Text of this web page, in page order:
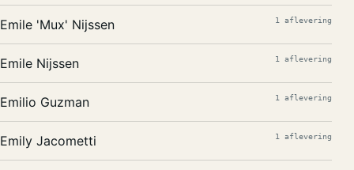
Emile 'Mux' Nijssen 1 aflevering
Emile Nijssen 1 aflevering
Emilio Guzman 1 aflevering
Emily Jacometti 1 aflevering